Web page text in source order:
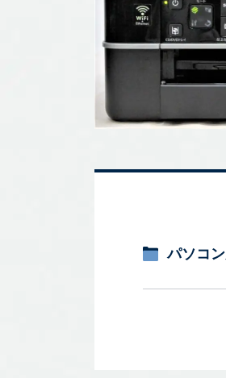
パソコ